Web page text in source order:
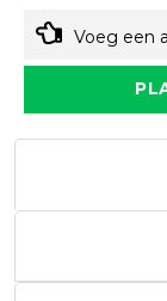
Voeg een